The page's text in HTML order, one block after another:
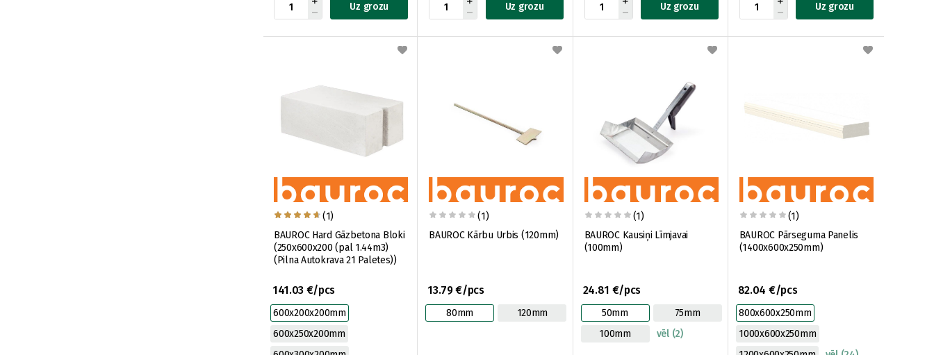
Uz grozu Uz grozu Uz grozu Uz grozu
(1)
BAUROC Hard Gāzbetona Bloki
(250x600x200 (pal 1.44m3)
(Pilna Autokrava 21 Paletes))
141.03 €/pcs
600x200x200mm
600x250x200mm
(1)
BAUROC Kārbu Urbis (120mm)
13.79 €/pcs
80mm 120mm
(1)
BAUROC Kausiņi Līmjavai
(100mm)
24.81 €/pcs
50mm
75mm
100mm
vēl (2)
(1)
BAUROC Pārseguma Panelis
(1400x600x250mm)
82.04 €/pcs
800x600x250mm
1000x600x250mm